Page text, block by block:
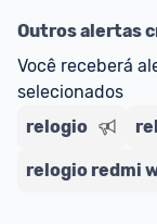
Outros alertas
Você receberá
selecionados
relogio
relogio redmi